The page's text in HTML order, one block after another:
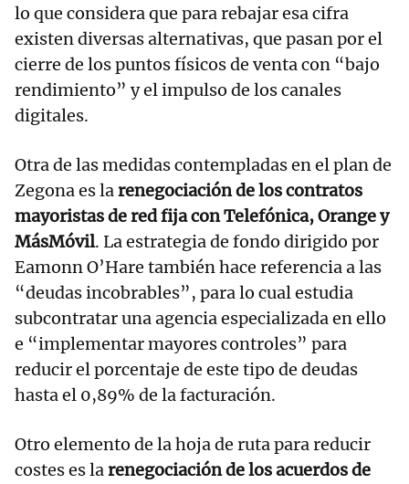
lo que considera que para rebajar esa cifra
existen diversas alternativas, que pasan por el
cierre de los puntos físicos de venta con “bajo
rendimiento” y el impulso de los canales
digitales.
Otra de las medidas contempladas en el plan de
Zegona es larenegociación de los contratos
mayoristas de red fija con Telefónica, Orange y
MásMóvil. La estrategia de fondo dirigido por
Eamonn O’Hare también hace referencia a las
“deudas incobrables”, para lo cual estudia
subcontratar una agencia especializada en ello
e “implementar mayores controles” para
reducir el porcentaje de este tipo de deudas
hasta el 0,89% de la facturación.
Otro elemento de la hoja de ruta para reducir
costes es larenegociación de los acuerdos de